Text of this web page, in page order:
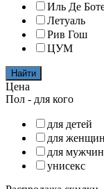
Иль Де
Летуаль
Рив Гош
ЦУМ
Найти
Цена
Пол - для кого
для детей
для женщин
для мужчин
унисекс